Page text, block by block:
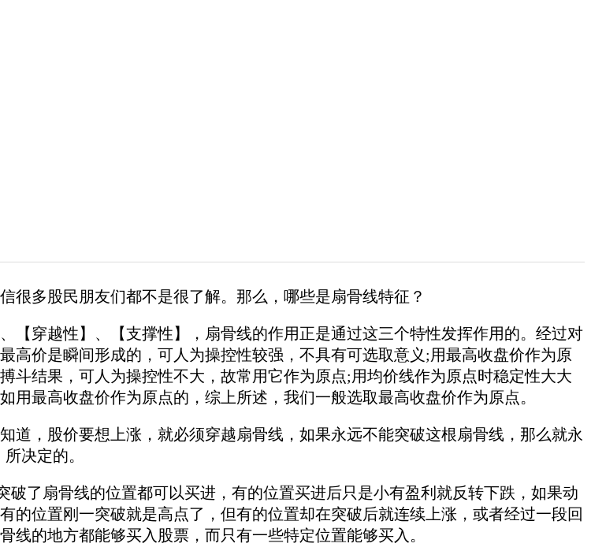
很多股民朋友们都不是很了解。那么，哪些是扇骨线特征？
穿越性】、【支撑性】，扇骨线的作用正是通过这三个特性发挥作用的。经过对
高价是瞬间形成的，可人为操控性较强，不具有可选取意义;用最高收盘价作为原
斗结果，可人为操控性不大，故常用它作为原点;用均价线作为原点时稳定性大大
用最高收盘价作为原点的，综上所述，我们一般选取最高收盘价作为原点。
，股价要想上涨，就必须穿越扇骨线，如果永远不能突破这根扇骨线，那么就永
决定的。
了扇骨线的位置都可以买进，有的位置买进后只是小有盈利就反转下跌，如果动
的位置刚一突破就是高点了，但有的位置却在突破后就连续上涨，或者经过一段回
线的地方都能够买入股票，而只有一些特定位置能够买入。